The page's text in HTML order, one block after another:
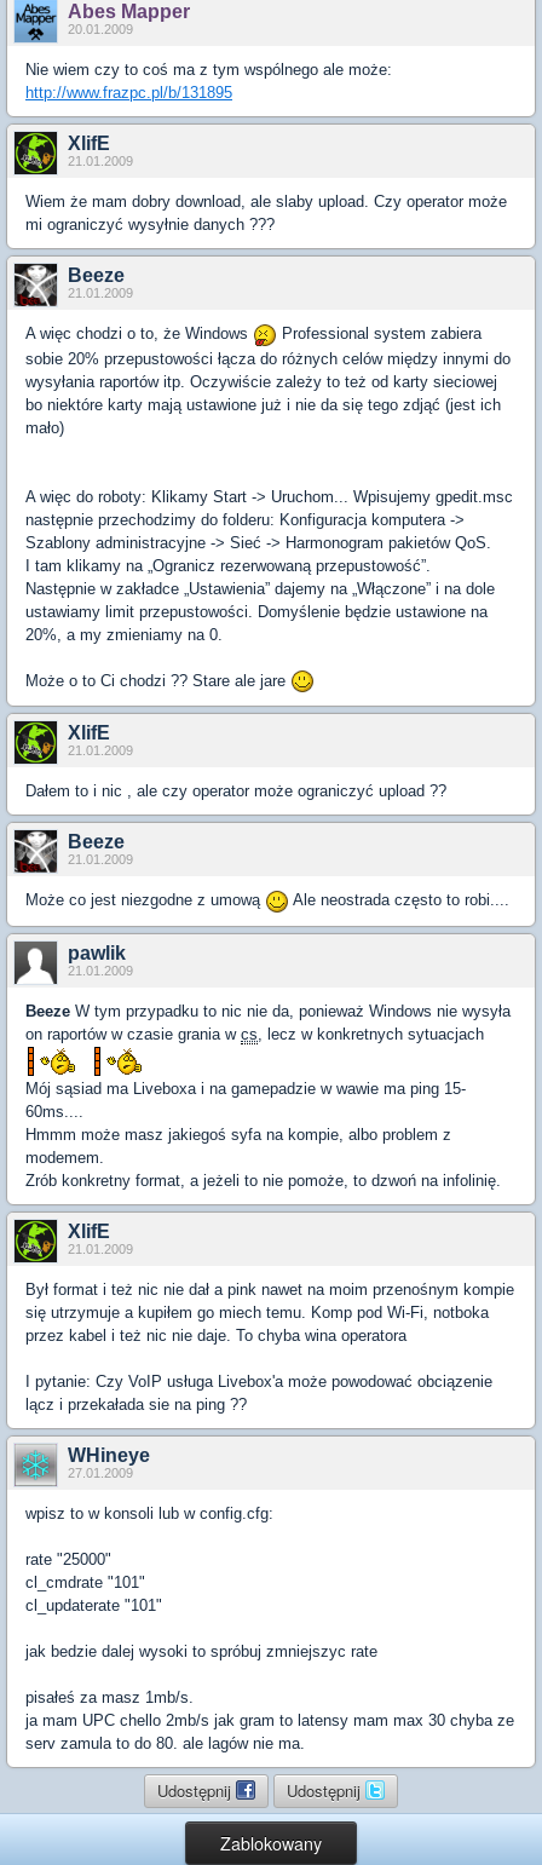
Abes Mapper
20.01.2009
Nie wiem czy to coś ma z tym wspólnego ale może:
http://www.frazpc.pl/b/131895
XlifE
21.01.2009
Wiem że mam dobry download, ale slaby upload. Czy operator może
mi ograniczyć wysyłnie danych ???
Beeze
21.01.2009
A więc chodzi o to, że Windows
Professional system zabiera
sobie 20% przepustowości łącza do różnych celów między innymi do
wysyłania raportów itp. Oczywiście zależy to też od karty sieciowej
bo niektóre karty mają ustawione już i nie da się tego zdjąć (jest ich
mało)
A więc do roboty: Klikamy Start -> Uruchom... Wpisujemy gpedit.msc
następnie przechodzimy do folderu: Konfiguracja komputera ->
Szablony administracyjne -> Sieć -> Harmonogram pakietów QoS.
I tam klikamy na „Ogranicz rezerwowaną przepustowość”.
Następnie w zakładce „Ustawienia” dajemy na „Włączone” i na dole
ustawiamy limit przepustowości. Domyślenie będzie ustawione na
20%, a my zmieniamy na 0.
Może o to Ci chodzi ?? Stare ale jare
XlifE
21.01.2009
Dałem to i nic , ale czy operator może ograniczyć upload ??
Beeze
21.01.2009
Może co jest niezgodne z umową Ale neostrada często to robi....
pawlik
21.01.2009
Beeze W tym przypadku to nic nie da, ponieważ Windows nie wysyła
on raportów w czasie grania w cs , lecz w konkretnych sytuacjach
Mój sąsiad ma Liveboxa i na gamepadzie w wawie ma ping 15-
60ms....
Hmmm może masz jakiegoś syfa na kompie, albo problem z
modemem.
Zrób konkretny format, a jeżeli to nie pomoże, to dzwoń na infolinię.
XlifE
21.01.2009
Był format i też nic nie dał a pink nawet na moim przenośnym kompie
się utrzymuje a kupiłem go miech temu. Komp pod Wi-Fi, notboka
przez kabel i też nic nie daje. To chyba wina operatora
I pytanie: Czy VoIP usługa Livebox'a może powodować obciązenie
lącz i przekałada sie na ping ??
WHineye
27.01.2009
wpisz to w konsoli lub w config.cfg:
rate "25000"
cl_cmdrate "101"
cl_updaterate "101"
jak bedzie dalej wysoki to spróbuj zmniejszyc rate
pisałeś za masz 1mb/s.
ja mam UPC chello 2mb/s jak gram to latensy mam max 30 chyba ze
serv zamula to do 80. ale lagów nie ma.
Udostępnij Udostępnij
Zablokowany